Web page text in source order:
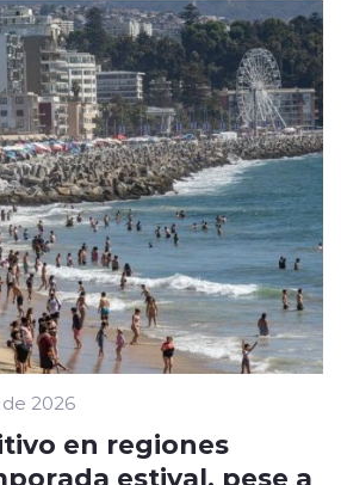
2026
en regiones
estival, pese a